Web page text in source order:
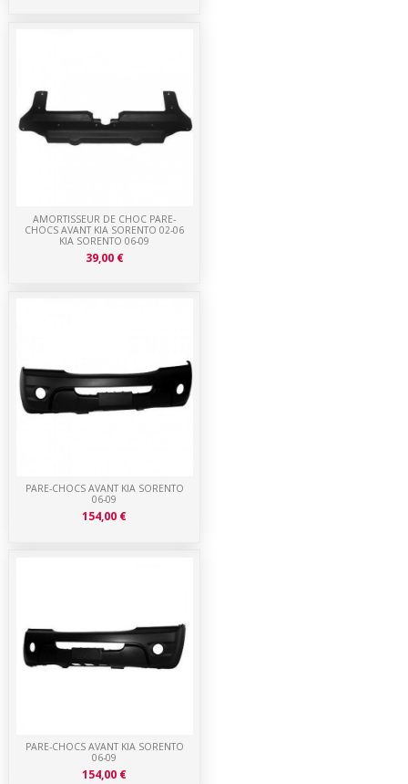
PARE-CHOCS AVANT KIA SORENTO
06-09
154,00 €
PARE-CHOCS AVANT KIA SORENTO
06-09
154,00 €
AMORTISSEUR DE CHOC PARE-
CHOCS AVANT KIA SORENTO 02-06
KIA SORENTO 06-09
39,00 €